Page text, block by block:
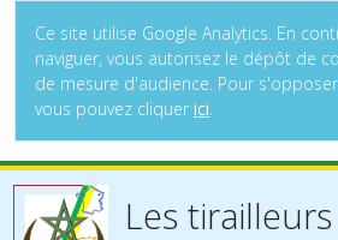
Ce site utilise Google Analytics. En
naviguer, vous autorisez le dépôt de
de mesure d'audience. Pour
vous pouvez cliquer ici.
Les tirailleurs